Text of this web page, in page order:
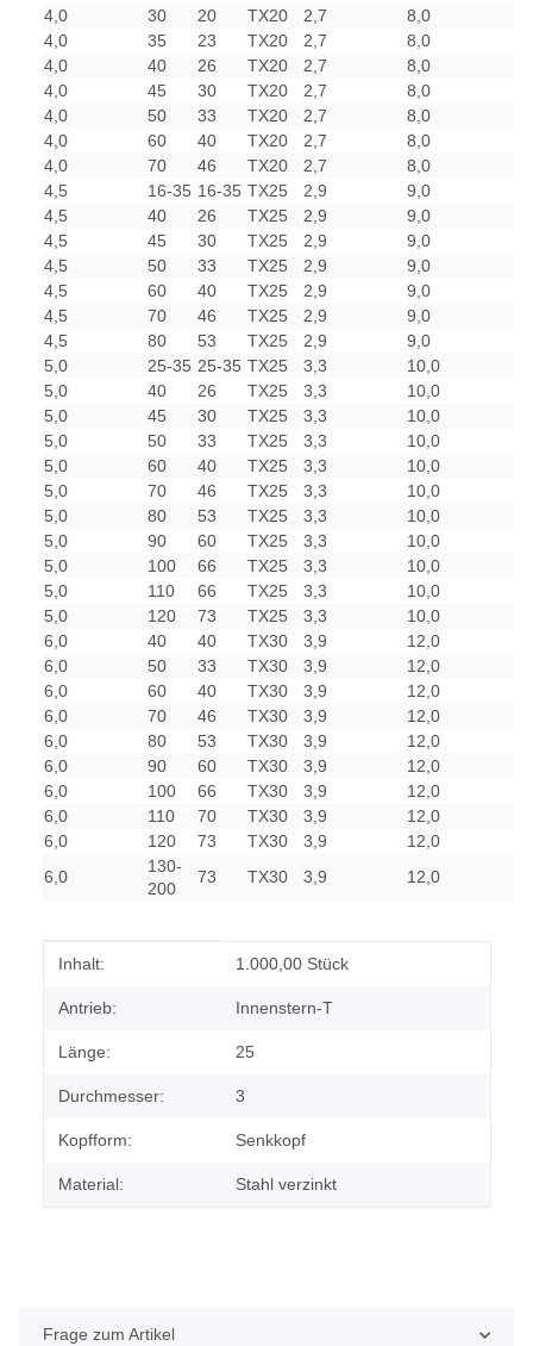
4,0
30 20 TX20 2,7
8,0
4,0
35 23 TX20 2,7
8,0
4,0
40 26 TX20 2,7
8,0
4,0
45 30 TX20 2,7
8,0
4,0
50 33 TX20 2,7
8,0
4,0
60 40 TX20 2,7
8,0
4,0
70 46 TX20 2,7
8,0
4,5
16-35 16-35 TX25 2,9
9,0
4,5
40 26 TX25 2,9
9,0
4,5
45 30 TX25 2,9
9,0
4,5
50 33 TX25 2,9
9,0
4,5
60 40 TX25 2,9
9,0
4,5
70 46 TX25 2,9
9,0
4,5
80 53 TX25 2,9
9,0
5,0
25-35 25-35 TX25 3,3
10,0
5,0
40 26 TX25 3,3
10,0
5,0
45 30 TX25 3,3
10,0
5,0
50 33 TX25 3,3
10,0
5,0
60 40 TX25 3,3
10,0
5,0
70 46 TX25 3,3
10,0
5,0
80 53 TX25 3,3
10,0
5,0
90 60 TX25 3,3
10,0
5,0
100 66 TX25 3,3
10,0
5,0
110 66 TX25 3,3
10,0
5,0
120 73 TX25 3,3
10,0
6,0
40 40 TX30 3,9
12,0
6,0
50 33 TX30 3,9
12,0
6,0
60 40 TX30 3,9
12,0
6,0
70 46 TX30 3,9
12,0
6,0
80 53 TX30 3,9
12,0
6,0
90 60 TX30 3,9
12,0
6,0
100 66 TX30 3,9
12,0
6,0
110 70 TX30 3,9
12,0
6,0
120 73 TX30 3,9
12,0
6,0
130-
200
73 TX30 3,9 12,0
Produkteigenschaft
Wert
Inhalt: 1.000,00 Stück
Antrieb: Innenstern-T
Länge: 25
Durchmesser: 3
Kopfform: Senkkopf
Material: Stahl verzinkt
Frage zum Artikel